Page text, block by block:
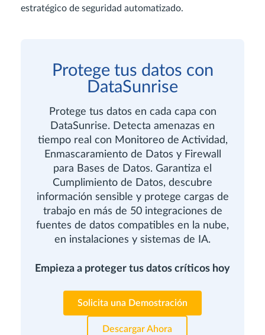
estratégico de seguridad automatizado.
Protege tus datos con
DataSunrise
Protege tus datos en cada capa con
DataSunrise. Detecta amenazas en
tiempo real con Monitoreo de Actividad,
Enmascaramiento de Datos y Firewall
para Bases de Datos. Garantiza el
Cumplimiento de Datos, descubre
información sensible y protege cargas de
trabajo en más de 50 integraciones de
fuentes de datos compatibles en la nube,
en instalaciones y sistemas de IA.
Empieza a proteger tus datos críticos hoy
Solicita una Demostración
Descargar Ahora